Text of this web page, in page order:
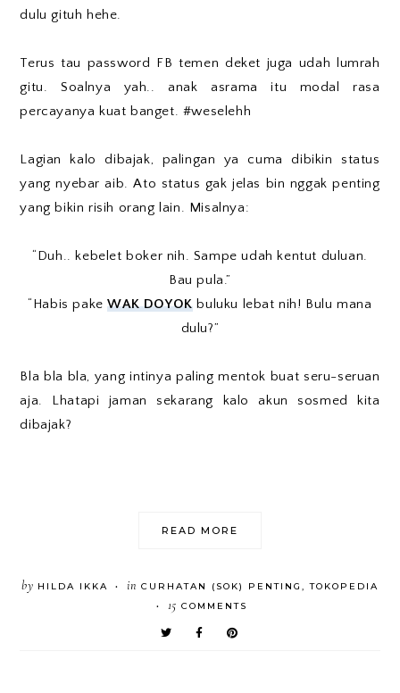
dulu gituh hehe.
Terus tau password FB temen deket juga udah lumrah
gitu. Soalnya yah.. anak asrama itu modal rasa
percayanya kuat banget. #weselehh
Lagian kalo dibajak, palingan ya cuma dibikin status
yang nyebar aib. Ato status gak jelas bin nggak penting
yang bikin risih orang lain. Misalnya:
“Duh.. kebelet boker nih. Sampe udah kentut duluan.
Bau pula.”
“Habis pakeWAK DOYOKbuluku lebat nih! Bulu mana
dulu?”
Bla bla bla, yang intinya paling mentok buat seru-seruan
aja. Lhatapi jaman sekarang kalo akun sosmed kita
dibajak?
READ MORE
by HILDA IKKA • in CURHATAN (SOK) PENTING ,TOKOPEDIA
• 15 COMMENTS